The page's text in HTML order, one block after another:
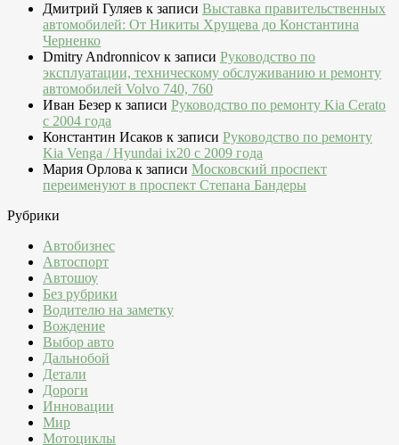
Дмитрий Гуляев к записи Выставка правительственных
автомобилей: От Никиты Хрущева до Константина
Черненко
Dmitry Andronnicov к записи Руководство по
эксплуатации, техническому обслуживанию и ремонту
автомобилей Volvo 740, 760
Иван Безер к записи Руководство по ремонту Kia Cerato
c 2004 года
Константин Исаков к записи Руководство по ремонту
Kia Venga / Hyundai ix20 c 2009 года
Мария Орлова к записи Московский проспект
переименуют в проспект Степана Бандеры
Рубрики
Автобизнес
Автоспорт
Автошоу
Без рубрики
Водителю на заметку
Вождение
Выбор авто
Дальнобой
Детали
Дороги
Инновации
Мир
Мотоциклы